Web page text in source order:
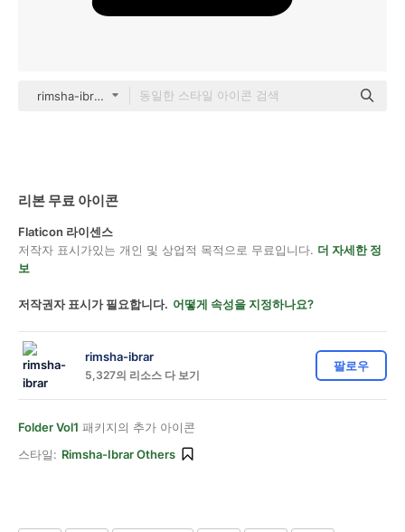
rimsha-ibrar Others
리본 무료 아이콘
Flaticon 라이센스
저작자 표시가있는 개인 및 상업적 목적으로 무료입니다. 더 자세한 정
보
저작권자 표시가 필요합니다. 어떻게 속성을 지정하나요?
rimsha-ibrar
5,327의 리소스 다 보기
팔로우
Folder Vol1 패키지의 추가 아이콘
스타일: Rimsha-Ibrar Others